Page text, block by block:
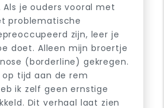
je ouders vooral met
problematische
zijn, leer je
doet. Alleen mijn broertje
(borderline) gekregen.
op tijd aan de rem
ik zelf geen ernstige
Dit verhaal laat zien